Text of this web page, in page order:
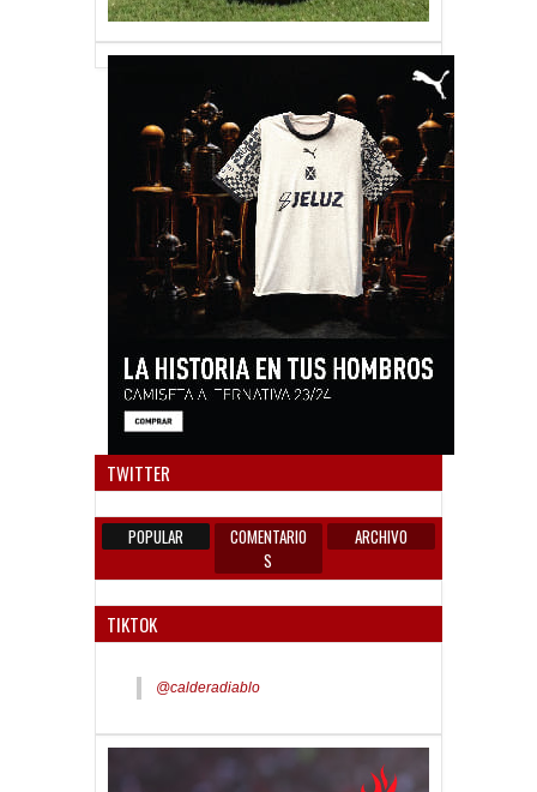
TWITTER
POPULAR
COMENTARIO
S
ARCHIVO
TIKTOK
@calderadiablo